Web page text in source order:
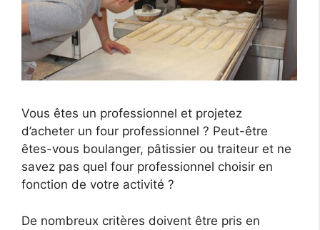
Vous êtes un professionnel et projetez
d’acheter un four professionnel ? Peut-être
êtes-vous boulanger, pâtissier ou traiteur et ne
savez pas quel four professionnel choisir en
fonction de votre activité ?
De nombreux critères doivent être pris en